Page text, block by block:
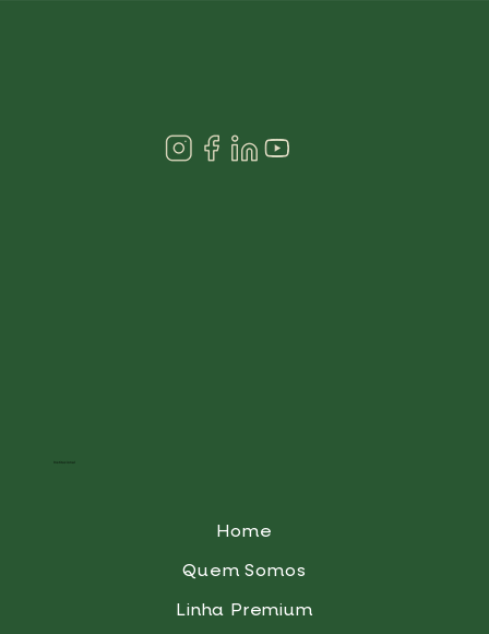
Institucional
Home
Quem Somos
Linha Premium